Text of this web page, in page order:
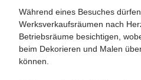
Während eines Besuches
Werksverkaufsräumen nach
Betriebsräume besichtigen,
beim Dekorieren und Malen
können.